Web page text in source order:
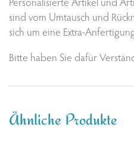
sind vom Umtausch und
sich um eine Extra-
Bitte haben Sie dafür
Ähnliche Produkte